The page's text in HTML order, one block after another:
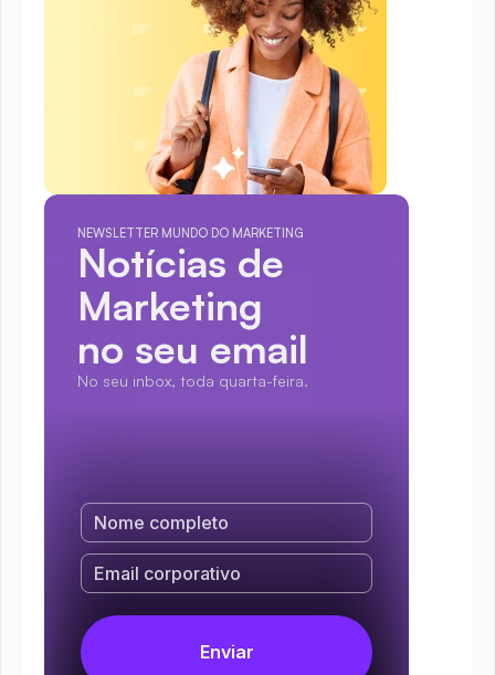
NEWSLETTER MUNDO DO MARKETING
Notícias de
Marketing
no seu email
No seu inbox, toda quarta-feira.